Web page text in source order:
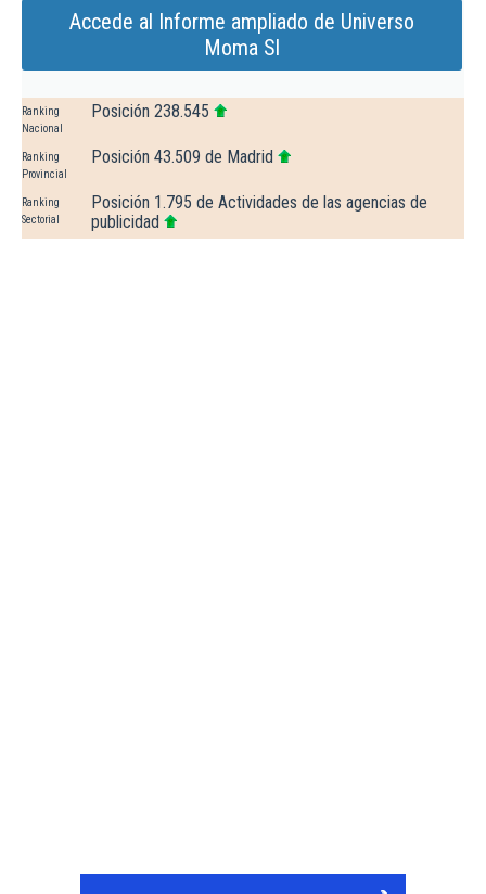
Accede al Informe ampliado de Universo
Moma Sl
Ranking
Nacional
Posición 238.545
Ranking
Provincial
Posición 43.509 de Madrid
Ranking
Sectorial
Posición 1.795 de Actividades de las agencias de
publicidad